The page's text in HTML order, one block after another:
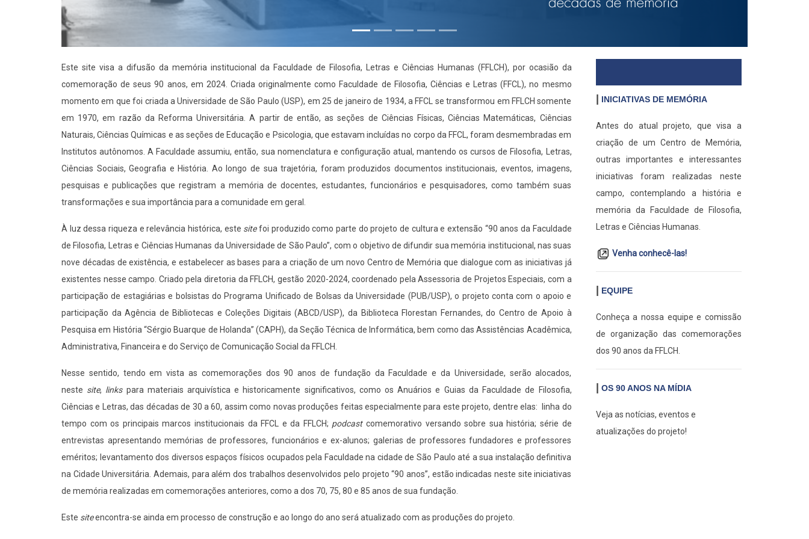
Este site visa a difusão da memória institucional da Faculdade de Filosofia, Letras e Ciências Humanas (FFLCH), por ocasião da
comemoração de seus 90 anos, em 2024. Criada originalmente como Faculdade de Filosofia, Ciências e Letras (FFCL), no mesmo
momento em que foi criada a Universidade de São Paulo (USP), em 25 de janeiro de 1934, a FFCL se transformou em FFLCH somente
em 1970, em razão da Reforma Universitária. A partir de então, as seções de Ciências Físicas, Ciências Matemáticas, Ciências
Naturais, Ciências Químicas e as seções de Educação e Psicologia, que estavam incluídas no corpo da FFCL, foram desmembradas em
Institutos autônomos. A Faculdade assumiu, então, sua nomenclatura e configuração atual, mantendo os cursos de Filosofia, Letras,
Ciências Sociais, Geografia e História. Ao longo de sua trajetória, foram produzidos documentos institucionais, eventos, imagens,
pesquisas e publicações que registram a memória de docentes, estudantes, funcionários e pesquisadores, como também suas
transformações e sua importância para a comunidade em geral.
À luz dessa riqueza e relevância histórica, este sitefoi produzido como parte do projeto de cultura e extensão “90 anos da Faculdade
de Filosofia, Letras e Ciências Humanas da Universidade de São Paulo”, com o objetivo de difundir sua memória institucional, nas suas
nove décadas de existência, e estabelecer as bases para a criação de um novo Centro de Memória que dialogue com as iniciativas já
existentes nesse campo. Criado pela diretoria da FFLCH, gestão 2020-2024, coordenado pela Assessoria de Projetos Especiais, com a
participação de estagiárias e bolsistas do Programa Unificado de Bolsas da Universidade (PUB/USP), o projeto conta com o apoio e
participação da Agência de Bibliotecas e Coleções Digitais (ABCD/USP), da Biblioteca Florestan Fernandes, do Centro de Apoio à
Pesquisa em História “Sérgio Buarque de Holanda” (CAPH), da Seção Técnica de Informática, bem como das Assistências Acadêmica,
Administrativa, Financeira e do Serviço de Comunicação Social da FFLCH.
Nesse sentido, tendo em vista as comemorações dos 90 anos de fundação da Faculdade e da Universidade, serão alocados,
neste site, linkspara materiais arquivística e historicamente significativos, como os Anuários e Guias da Faculdade de Filosofia,
Ciências e Letras, das décadas de 30 a 60, assim como novas produções feitas especialmente para este projeto, dentre elas: linha do
tempo com os principais marcos institucionais da FFCL e da FFLCH; podcastcomemorativo versando sobre sua história; série de
entrevistas apresentando memórias de professores, funcionários e ex-alunos; galerias de professores fundadores e professores
eméritos; levantamento dos diversos espaços físicos ocupados pela Faculdade na cidade de São Paulo até a sua instalação definitiva
na Cidade Universitária. Ademais, para além dos trabalhos desenvolvidos pelo projeto “90 anos”, estão indicadas neste site iniciativas
de memória realizadas em comemorações anteriores, como a dos 70, 75, 80 e 85 anos de sua fundação.
Este siteencontra-se ainda em processo de construção e ao longo do ano será atualizado com as produções do projeto.
| INICIATIVAS DE MEMÓRIA
Antes do atual projeto, que visa a
criação de um Centro de Memória,
outras importantes e interessantes
iniciativas foram realizadas neste
campo, contemplando a história e
memória da Faculdade de Filosofia,
Letras e Ciências Humanas.
Venha conhecê-las!
| EQUIPE
Conheça a nossa equipe e comissão
de organização das comemorações
dos 90 anos da FFLCH.
| OS 90 ANOS NA MÍDIA
Veja as notícias, eventos e
atualizações do projeto!